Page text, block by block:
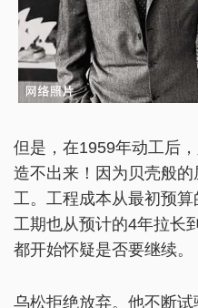
但是，在1959年动工后
造不出来！因为贝壳般
工。工程成本从最初预算
工期也从预计的4年拉长
都开始怀疑是否要继续。
乌松拒绝放弃。他不断试